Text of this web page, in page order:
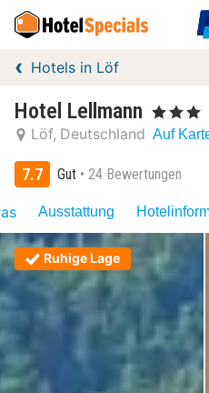
Hotels in Löf
Hotel Lellmann , 3 Sterne
Löf Deutschland Auf
7.7 Gut 24 Bewertungen
Ausstattung
Ruhige Lage